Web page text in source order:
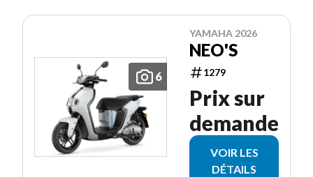
6
YAMAHA 2026
NEO'S
1279
Prix sur
demande
VOIR LES
DÉTAILS